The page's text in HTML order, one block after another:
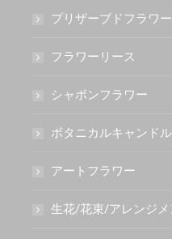
プリザーブドフラワー
フラワーリース
シャボンフラワー
ボタニカルキャンドル
アートフラワー
生花/花束/アレンジメ